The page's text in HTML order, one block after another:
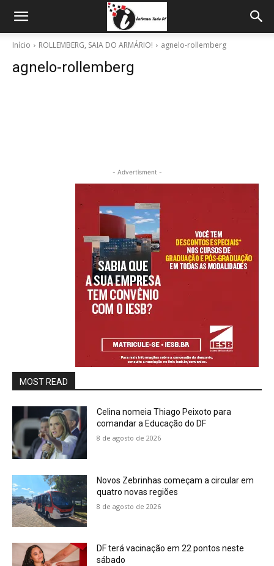
Início ROLLEMBERG, SAIA DO ARMÁRIO! agnelo-rollemberg
agnelo-rollemberg
- Advertisment -
MOST READ
Celina nomeia Thiago Peixoto para
comandar a Educação do DF
8 de agosto de 2026
Novos Zebrinhas começam a circular em
quatro novas regiões
8 de agosto de 2026
DF terá vacinação em 22 pontos neste
sábado